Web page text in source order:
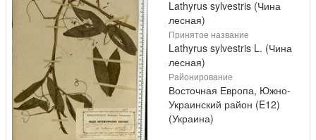
Lathyrus sylvestris (Чина
лесная)
Принятое название
Lathyrus sylvestris L. (Чина
лесная)
Районирование
Восточная Европа, Южно-
Украинский район (E12)
(Украина)